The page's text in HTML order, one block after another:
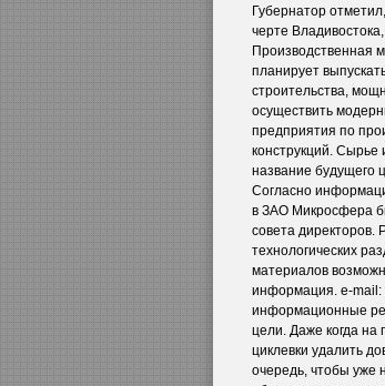
Губернатор
черте
Производственная
планирует
строительства,
осуществить
предприятия по
конструкций.
название будущего
Согласно
в ЗАО Микросфера
совета директоров.
технологических
материалов
информация. e-mail:
информационные
цели. Даже когда на
циклевки удалить
очередь, чтобы уже